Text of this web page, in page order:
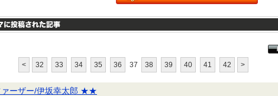
< 32 33 34 35 36 37 38 39 40 41 42 >
ァーザー/伊坂幸太郎 ★★